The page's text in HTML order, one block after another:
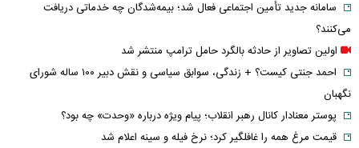
سامانه جدید تأمین اجتماعی فعال شد؛ بیمه‌شدگان چه خدماتی دریافت
می‌کنند؟
اولین تصاویر از حادثه بالگرد حامل ترامپ منتشر شد
احمد جنتی کیست؟ + زندگی، سوابق سیاسی و نقش دبیر ۱۰۰ ساله شورای
نگهبان
پوستر معنادار کانال رهبر انقلاب؛ پیام ویژه درباره «وحدت» چه بود؟
قیمت مرغ همه را غافلگیر کرد؛ نرخ فیله و سینه اعلام شد